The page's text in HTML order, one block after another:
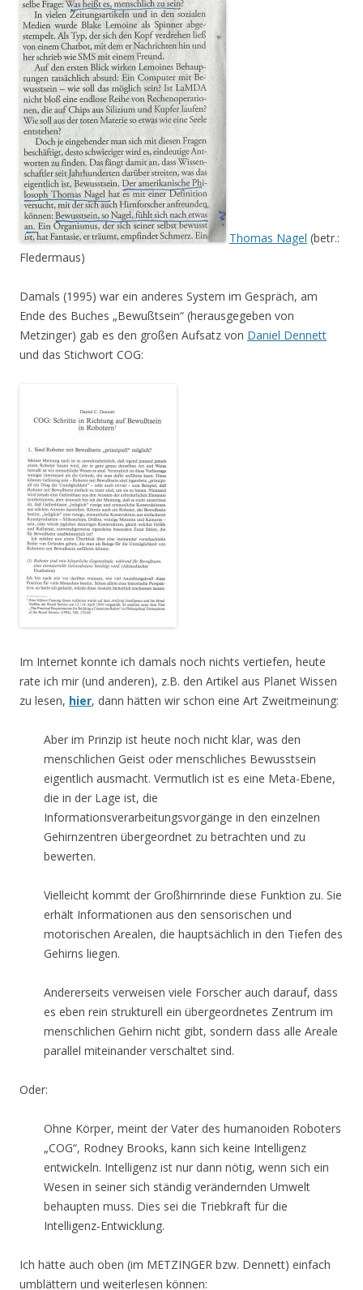
Thomas Nagel (betr.:
Fledermaus)
Damals (1995) war ein anderes System im Gespräch, am
Ende des Buches „Bewußtsein“ (herausgegeben von
Metzinger) gab es den großen Aufsatz von Daniel Dennett
und das Stichwort COG:
Im Internet konnte ich damals noch nichts vertiefen, heute
rate ich mir (und anderen), z.B. den Artikel aus Planet Wissen
zu lesen, hier, dann hätten wir schon eine Art Zweitmeinung:
Aber im Prinzip ist heute noch nicht klar, was den
menschlichen Geist oder menschliches Bewusstsein
eigentlich ausmacht. Vermutlich ist es eine Meta-Ebene,
die in der Lage ist, die
Informationsverarbeitungsvorgänge in den einzelnen
Gehirnzentren übergeordnet zu betrachten und zu
bewerten.
Vielleicht kommt der Großhirnrinde diese Funktion zu. Sie
erhält Informationen aus den sensorischen und
motorischen Arealen, die hauptsächlich in den Tiefen des
Gehirns liegen.
Andererseits verweisen viele Forscher auch darauf, dass
es eben rein strukturell ein übergeordnetes Zentrum im
menschlichen Gehirn nicht gibt, sondern dass alle Areale
parallel miteinander verschaltet sind.
Oder:
Ohne Körper, meint der Vater des humanoiden Roboters
„COG“, Rodney Brooks, kann sich keine Intelligenz
entwickeln. Intelligenz ist nur dann nötig, wenn sich ein
Wesen in seiner sich ständig verändernden Umwelt
behaupten muss. Dies sei die Triebkraft für die
Intelligenz-Entwicklung.
Ich hätte auch oben (im METZINGER bzw. Dennett) einfach
umblättern und weiterlesen können: